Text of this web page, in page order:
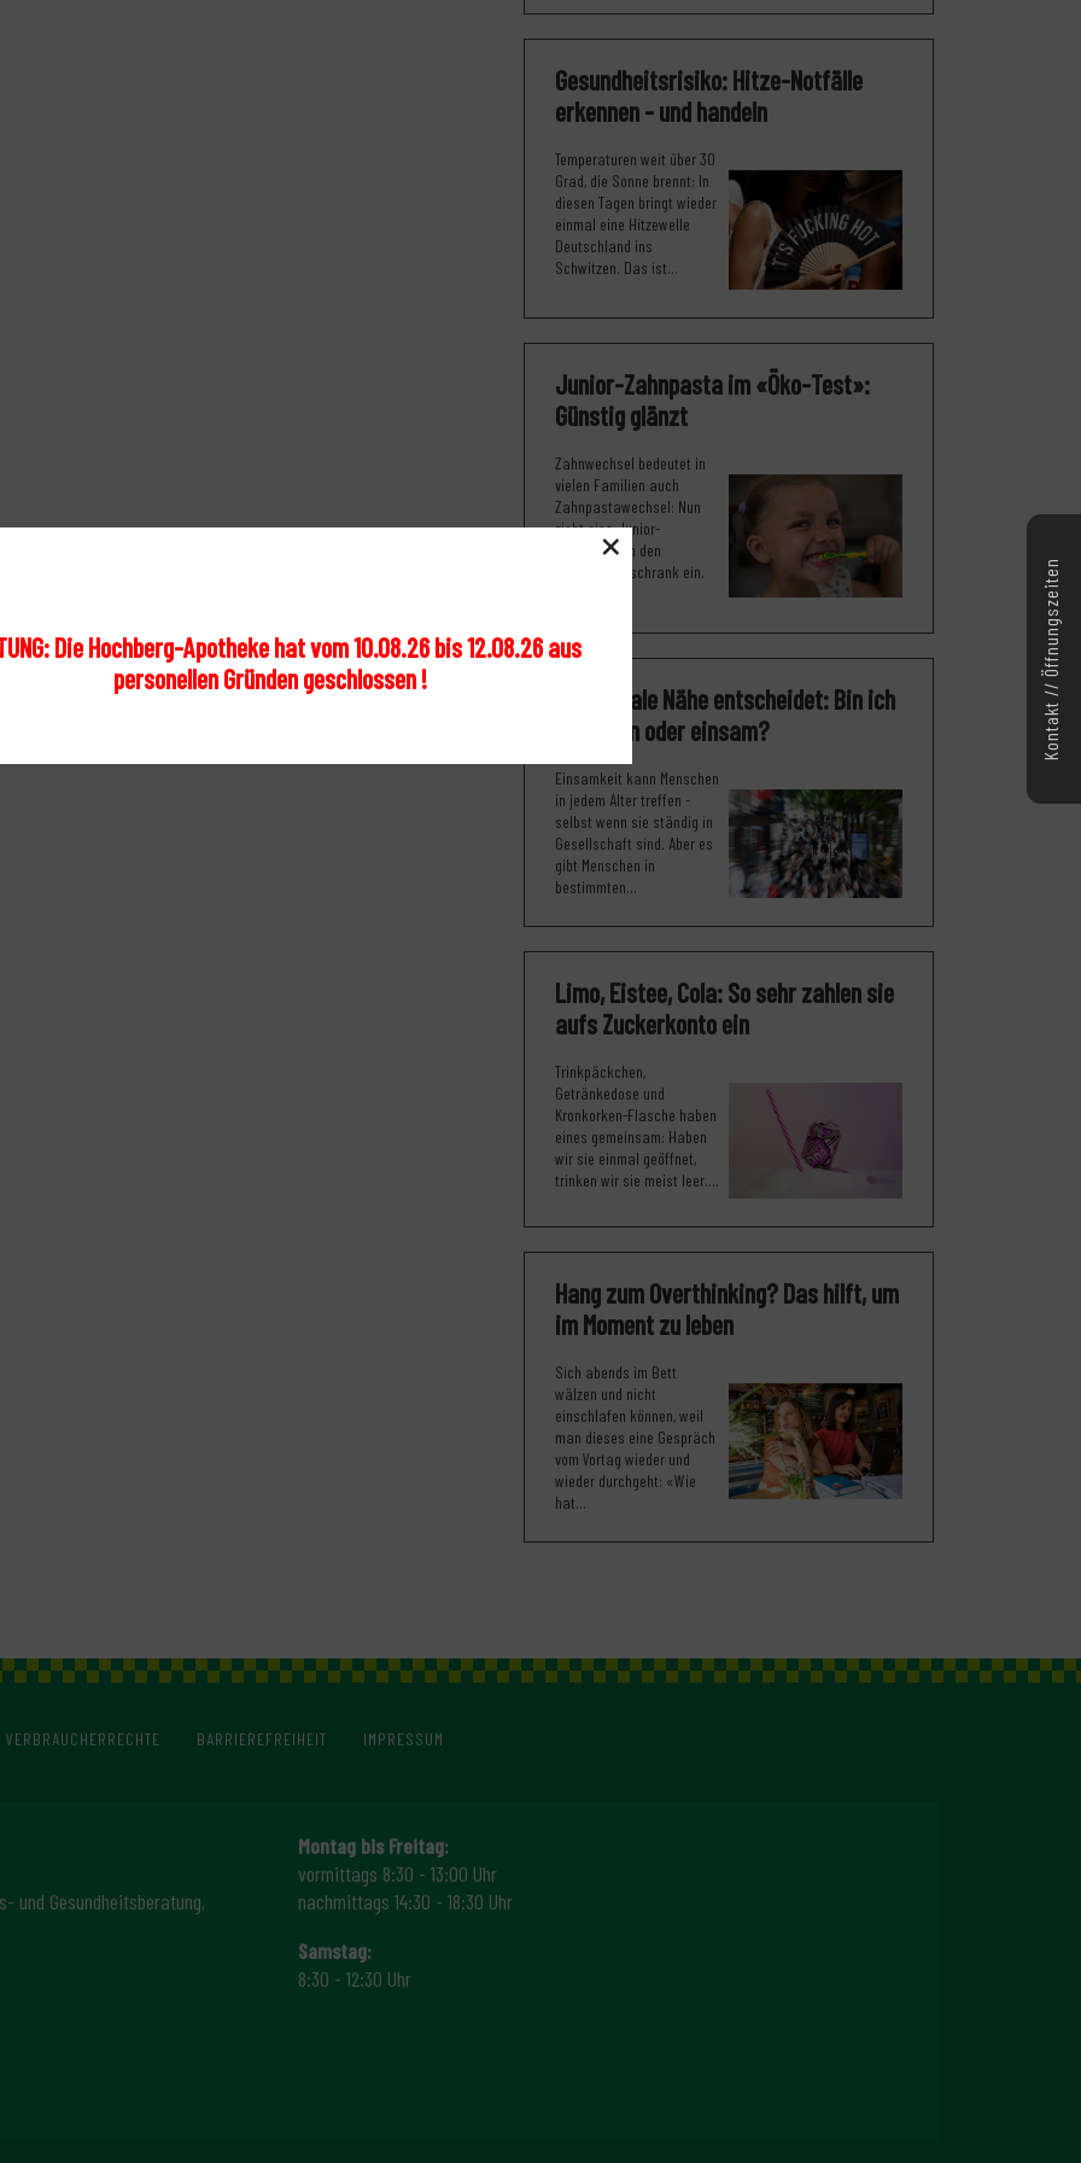
Gesundheitsrisiko: Hitze-Notfälle
erkennen - und handeln
Temperaturen weit über 30
Grad, die Sonne brennt: In
diesen Tagen bringt wieder
einmal eine Hitzewelle
Deutschland ins
Schwitzen. Das ist...
Junior-Zahnpasta im «Öko-Test»:
Günstig glänzt
Zahnwechsel bedeutet in
vielen Familien auch
Zahnpastawechsel: Nun
zieht eine Junior-
Zahnpasta in den
Badezimmerschrank ein.
Emotionale Nähe entscheidet: Bin ich
nur allein oder einsam?
Einsamkeit kann Menschen
in jedem Alter treffen -
selbst wenn sie ständig in
Gesellschaft sind. Aber es
gibt Menschen in
bestimmten...
Limo, Eistee, Cola: So sehr zahlen sie
aufs Zuckerkonto ein
Trinkpäckchen,
Getränkedose und
Kronkorken-Flasche haben
eines gemeinsam: Haben
wir sie einmal geöffnet,
trinken wir sie meist leer....
Hang zum Overthinking? Das hilft, um
im Moment zu leben
Sich abends im Bett
wälzen und nicht
einschlafen können, weil
man dieses eine Gespräch
vom Vortag wieder und
wieder durchgeht: «Wie
hat...
VERBRAUCHERRECHTE BARRIEREFREIHEIT IMPRESSUM
und Gesundheitsberatung,
Montag bis Freitag:
vormittags 8:30 - 13:00 Uhr
nachmittags 14:30 - 18:30 Uhr
Samstag:
8:30 - 12:30 Uhr
Kontakt // Öffnungszeiten
×
Die Hochberg-Apotheke hat vom 10.08.26 bis 12.08.26 aus
personellen Gründen geschlossen !